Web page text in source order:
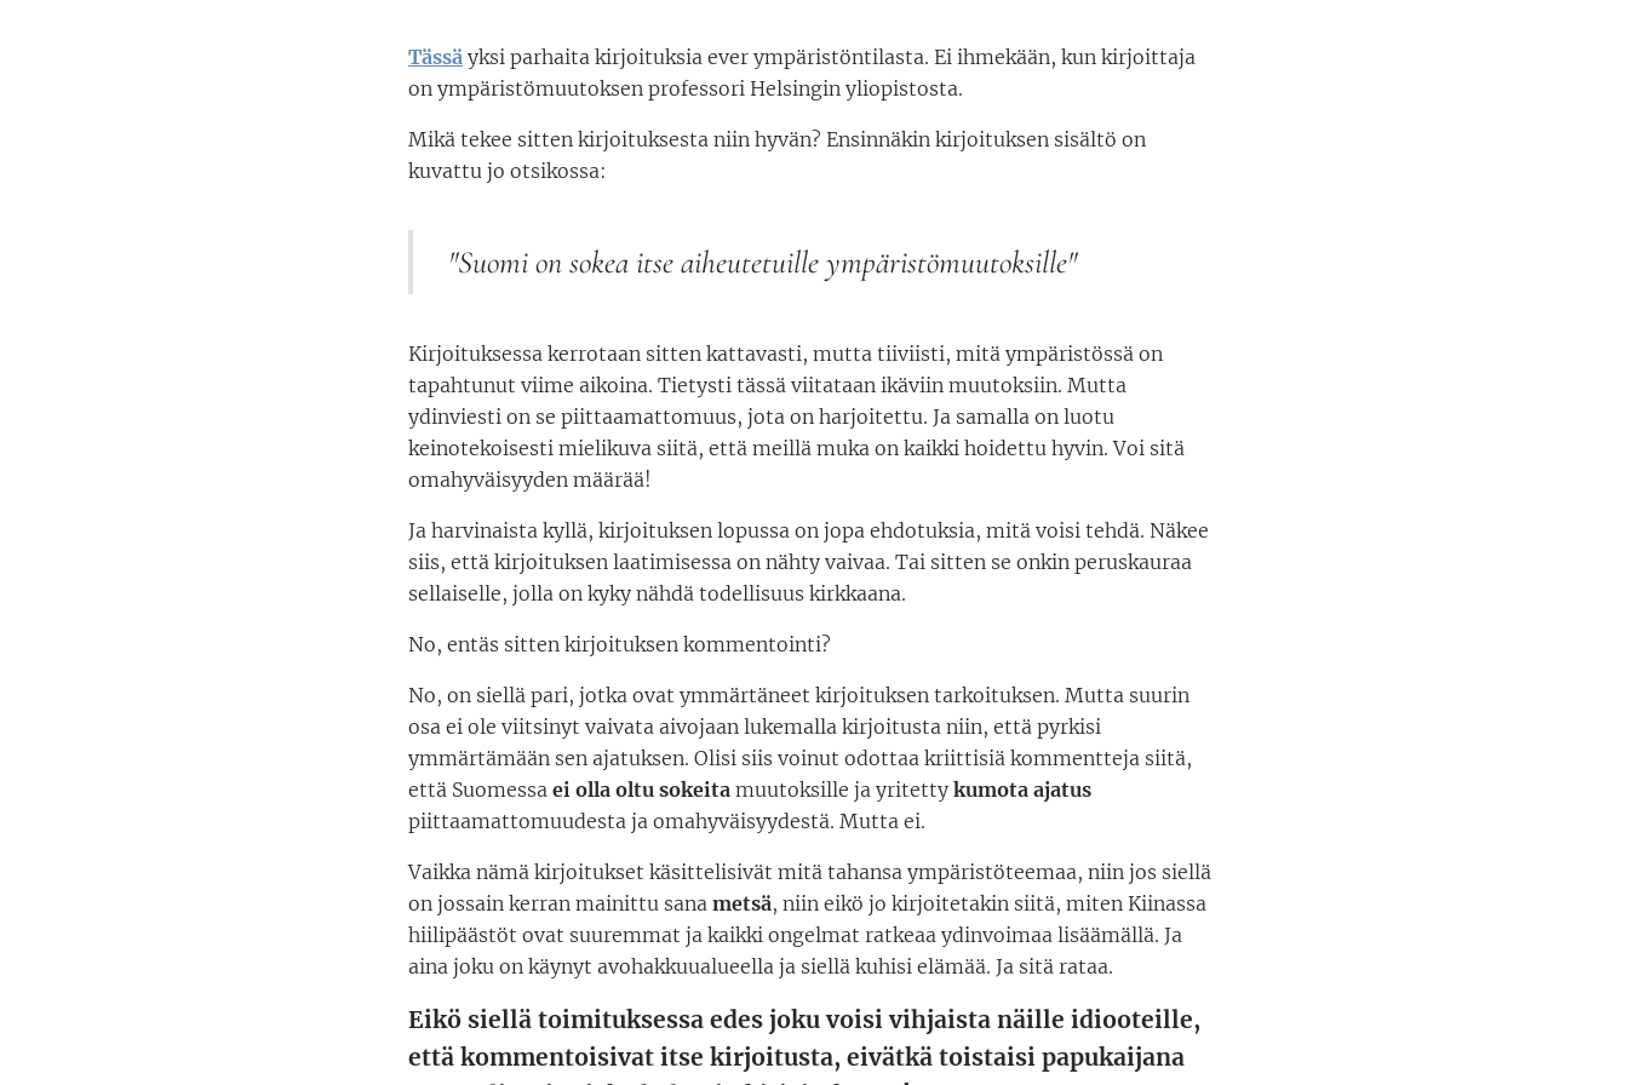
Tässä yksi parhaita kirjoituksia ever ympäristöntilasta. Ei ihmekään, kun kirjoittaja
on ympäristömuutoksen professori Helsingin yliopistosta.
Mikä tekee sitten kirjoituksesta niin hyvän? Ensinnäkin kirjoituksen sisältö on
kuvattu jo otsikossa:
"Suomi on sokea itse aiheutetuille ympäristömuutoksille"
Kirjoituksessa kerrotaan sitten kattavasti, mutta tiiviisti, mitä ympäristössä on
tapahtunut viime aikoina. Tietysti tässä viitataan ikäviin muutoksiin. Mutta
ydinviesti on se piittaamattomuus, jota on harjoitettu. Ja samalla on luotu
keinotekoisesti mielikuva siitä, että meillä muka on kaikki hoidettu hyvin. Voi sitä
omahyväisyyden määrää!
Ja harvinaista kyllä, kirjoituksen lopussa on jopa ehdotuksia, mitä voisi tehdä. Näkee
siis, että kirjoituksen laatimisessa on nähty vaivaa. Tai sitten se onkin peruskauraa
sellaiselle, jolla on kyky nähdä todellisuus kirkkaana.
No, entäs sitten kirjoituksen kommentointi?
No, on siellä pari, jotka ovat ymmärtäneet kirjoituksen tarkoituksen. Mutta suurin
osa ei ole viitsinyt vaivata aivojaan lukemalla kirjoitusta niin, että pyrkisi
ymmärtämään sen ajatuksen. Olisi siis voinut odottaa kriittisiä kommentteja siitä,
että Suomessa ei olla oltu sokeita muutoksille ja yritetty kumota ajatus
piittaamattomuudesta ja omahyväisyydestä. Mutta ei.
Vaikka nämä kirjoitukset käsittelisivät mitä tahansa ympäristöteemaa, niin jos siellä
on jossain kerran mainittu sana metsä, niin eikö jo kirjoitetakin siitä, miten Kiinassa
hiilipäästöt ovat suuremmat ja kaikki ongelmat ratkeaa ydinvoimaa lisäämällä. Ja
aina joku on käynyt avohakkuualueella ja siellä kuhisi elämää. Ja sitä rataa.
Eikö siellä toimituksessa edes joku voisi vihjaista näille idiooteille,
että kommentoisivat itse kirjoitusta, eivätkä toistaisi papukaijana